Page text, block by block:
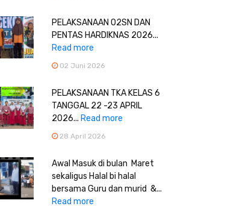
PELAKSANAAN O2SN DAN
PENTAS HARDIKNAS 2026...
Read more
02 Juni 2026
PELAKSANAAN TKA KELAS 6
TANGGAL 22 -23 APRIL
2026... Read more
28 April 2026
Awal Masuk di bulan Maret
sekaligus Halal bi halal
bersama Guru dan murid &...
Read more